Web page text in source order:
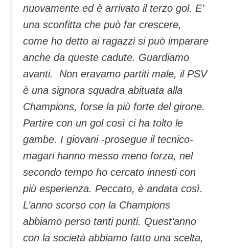
nuovamente ed è arrivato il terzo gol. E’
una sconfitta che può far crescere,
come ho detto ai ragazzi si può imparare
anche da queste cadute. Guardiamo
avanti. Non eravamo partiti male, il PSV
è una signora squadra abituata alla
Champions, forse la più forte del girone.
Partire con un gol così ci ha tolto le
gambe. I giovani -prosegue il tecnico-
magari hanno messo meno forza, nel
secondo tempo ho cercato innesti con
più esperienza. Peccato, è andata così.
L’anno scorso con la Champions
abbiamo perso tanti punti. Quest’anno
con la società abbiamo fatto una scelta,